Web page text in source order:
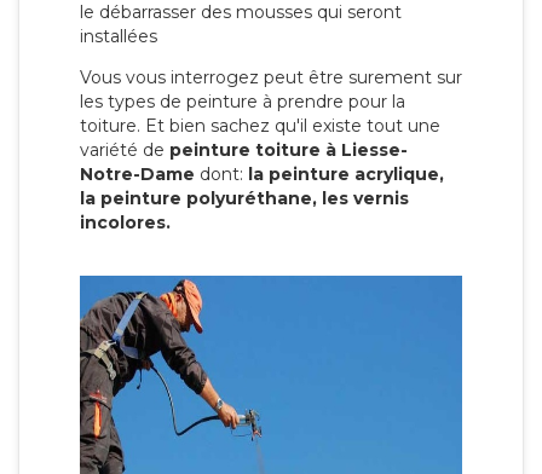
le débarrasser des mousses qui seront
installées
Vous vous interrogez peut être surement sur
les types de peinture à prendre pour la
toiture. Et bien sachez qu'il existe tout une
variété de peinture toiture à Liesse-
Notre-Dame dont: la peinture acrylique,
la peinture polyuréthane, les vernis
incolores.